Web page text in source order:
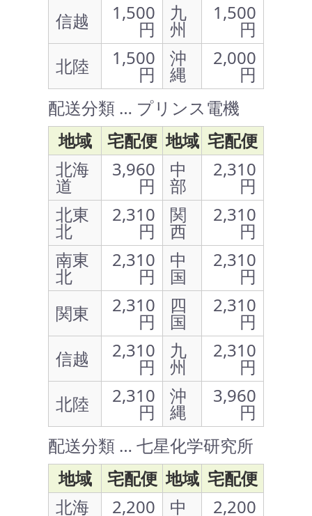
信越
1,500
円
九
州
1,500
円
北陸
1,500
円
沖
縄
2,000
円
配送分類 … プリンス電機
地域
宅配便 地域 宅配便
北海
道
3,960
円
中
部
2,310
円
北東
北
2,310
円
関
西
2,310
円
南東
北
2,310
円
中
国
2,310
円
関東
2,310
円
四
国
2,310
円
信越
2,310
円
九
州
2,310
円
北陸
2,310
円
沖
縄
3,960
円
配送分類 … 七星化学研究所
地域
宅配便 地域 宅配便
北海
2,200 中 2,200